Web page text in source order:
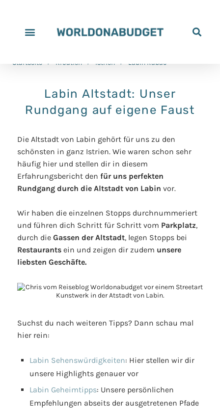
Startseite > Kroatien > Istrien > Labin Rabac
Labin Altstadt: Unser
Rundgang auf eigene Faust
Die Altstadt von Labin gehört für uns zu den
schönsten in ganz Istrien. Wie waren schon sehr
häufig hier und stellen dir in diesem
Erfahrungsbericht den für uns perfekten
Rundgang durch die Altstadt von Labin vor.
Wir haben die einzelnen Stopps durchnummeriert
und führen dich Schritt für Schritt vom Parkplatz,
durch die Gassen der Altstadt, legen Stopps bei
Restaurants ein und zeigen dir zudem unsere
liebsten Geschäfte.
Suchst du nach weiteren Tipps? Dann schau mal
hier rein:
Labin Sehenswürdigkeiten: Hier stellen wir dir
unsere Highlights genauer vor
Labin Geheimtipps: Unsere persönlichen
Empfehlungen abseits der ausgetretenen Pfade